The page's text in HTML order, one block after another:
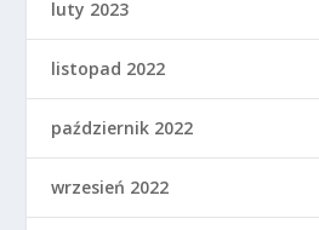
luty 2023
listopad 2022
październik 2022
wrzesień 2022